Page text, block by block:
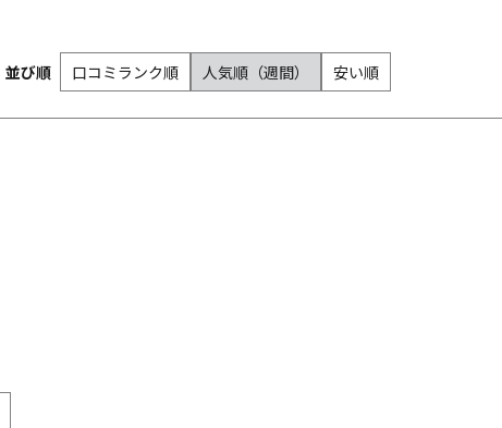
並び順 口コミランク順 人気順（週間） 安い順